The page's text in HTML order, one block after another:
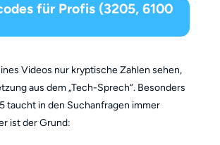
für Profis (3205, 6100
Videos nur kryptische Zahlen sehen,
aus dem „Tech-Sprech“. Besonders
taucht in den Suchanfragen immer
ist der Grund: